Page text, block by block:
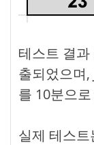
테스트 결
출되었으며
를 10분으
실제 테스